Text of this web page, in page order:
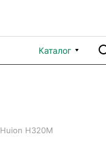
Каталог
Huion H320M